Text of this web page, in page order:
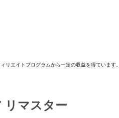
リエイトプログラムから一定の収益を得ています。
リマスター